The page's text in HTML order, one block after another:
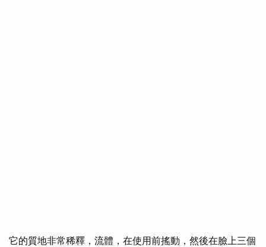
它的質地非常稀釋，流體，在使用前搖動，然後在臉上三個